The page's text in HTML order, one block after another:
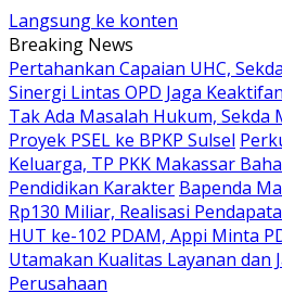
Langsung ke konten
Breaking News
Pertahankan Capaian UHC,
Sinergi Lintas OPD Jaga
Tak Ada Masalah Hukum, Sekda
Proyek PSEL ke BPKP Sulsel
Keluarga, TP PKK Makassar
Pendidikan Karakter Bapenda
Rp130 Miliar, Realisasi
HUT ke-102 PDAM, Appi Minta
Utamakan Kualitas Layanan dan
Perusahaan